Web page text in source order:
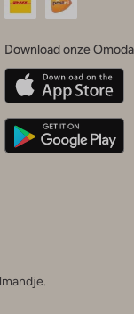
Download onze